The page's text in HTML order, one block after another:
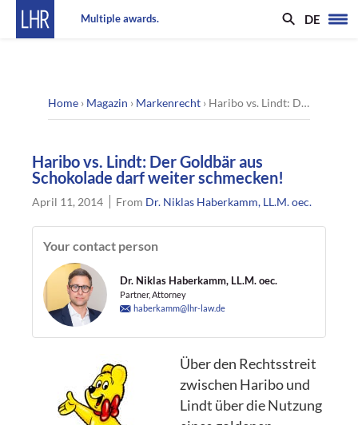
Multiple awards. DE
Home › Magazin › Markenrecht › Haribo vs. Lindt: Der Goldbär aus Schokolade darf weiter schmecken!
Haribo vs. Lindt: Der Goldbär aus
Schokolade darf weiter schmecken!
April 11, 2014 From Dr. Niklas Haberkamm, LL.M. oec.
Your contact person
Dr. Niklas Haberkamm, LL.M. oec.
Partner, Attorney
haberkamm@lhr-law.de
Über den Rechtsstreit
zwischen Haribo und
Lindt über die Nutzung